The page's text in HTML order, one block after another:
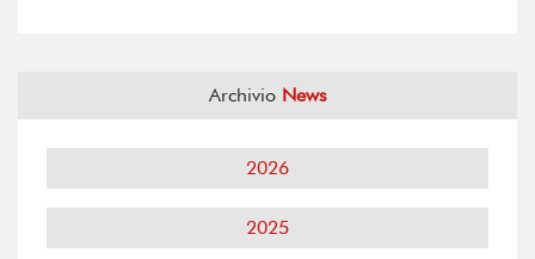
Archivio News
2026
2025